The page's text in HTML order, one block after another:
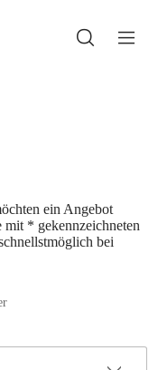
ein Angebot
* gekennzeichneten
bei